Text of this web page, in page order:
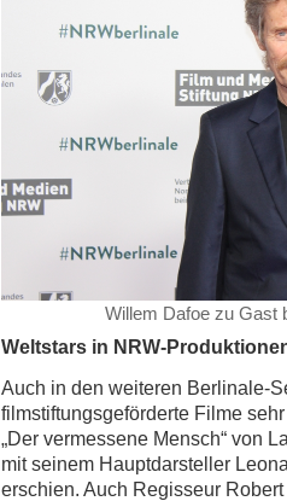
Willem Dafoe zu Gast
Weltstars in NRW-
Auch in den weiteren Berlinale-
filmstiftungsgeförderte Filme
„Der vermessene Mensch“ von
mit seinem Hauptdarsteller
erschien. Auch Regisseur